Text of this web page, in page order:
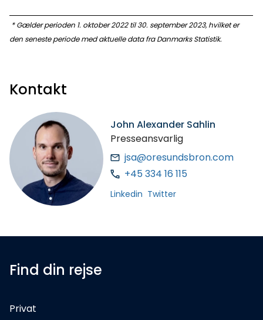
* Gælder perioden 1. oktober 2022 til 30. september 2023, hvilket er
den seneste periode med aktuelle data fra Danmarks Statistik.
Kontakt
John Alexander Sahlin
Presseansvarlig
jsa@oresundsbron.com
+45 334 16 115
Linkedin Twitter
Find din rejse
Privat